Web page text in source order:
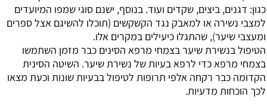
כגון: דגנים, ביצים, שקדים ועוד. בנוסף, ישנם סוגי שמפו המיועדים
למצבי נשירה או למאבק נגד הקשקשים (תוכלו להשיגם אצל ספרים
ומעצבי שיער), שהתגלו כיעילים במקרים אלו.
הטיפול בנשירת שיער בצמחי מרפא הסינים כבר מזמן השתמשו
בצמחי מרפא כדי לרפא בעיות של נשירת שיער. השיטה הסינית
הקדומה כבר רקחה אלפי תרופות לטיפול בבעיות שונות וכעת מצאו
לכך הוכחות מדעיות.